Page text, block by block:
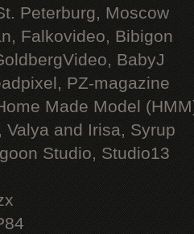
Peterburg, Moscow
Falkovideo, Bibigon
BabyJ
PZ-magazine
Made Model
and Irisa, Syrup
Studio, Studio13